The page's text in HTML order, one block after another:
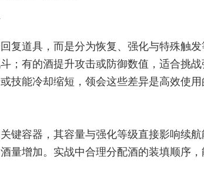
复道具，而是分为恢复、强化与特殊触
；有的酒提升攻击或防御数值，适合挑
技能冷却缩短，领会这些差异是高效使用
键容器，其容量与强化等级直接影响续
量增加。实战中合理分配酒的装填顺序